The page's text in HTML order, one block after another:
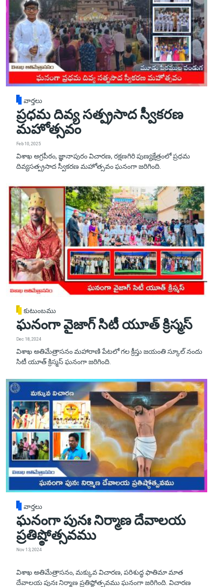
వార్తలు
ప్రధమ దివ్య సత్ప్రసాద స్వీకరణ
మహోత్సవం
Feb 10, 2025
విశాఖ అగ్రపీఠం, జ్ఞానాపురం విచారణ, రక్షణగిరి పుణ్యక్షేత్రంలో ప్రధమ
దివ్యసత్ప్రసాద స్వీకరణ మహోత్సవం ఘనంగా జరిగింది.
కుటుంబము
ఘనంగా వైజాగ్ సిటీ యూత్ క్రిస్మస్
Dec 18, 2024
విశాఖ అతిమేత్రాసనం మహారాణి పేటలో గల క్రీస్తు జయంతి స్కూల్ నందు
సిటీ యూత్ క్రిస్మస్ ఘనంగా జరిగింది.
వార్తలు
ఘనంగా పునః నిర్మాణ దేవాలయ
ప్రతిష్ఠోత్సవము
Nov 13, 2024
విశాఖ అతిమేత్రాసనం, మక్కువ విచారణ, పరిశుద్ధ ఫాతిమా మాత
దేవాలయ పునః నిర్మాణ ప్రతిష్ఠోత్సవము ఘనంగా జరిగింది. విచారణ